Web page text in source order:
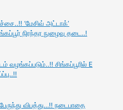
‘மேசிவ் அட்டாக்’
நிரந்தர நுழைவு தடை..!
வழங்கப்படும்..!! சிங்கப்பூரில் E
விபத்து…!! நடைபாதை